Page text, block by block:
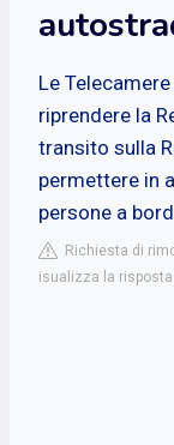
Le
riprendere la
transito sulla
permettere in
persone a
Richiesta di
isualizza la